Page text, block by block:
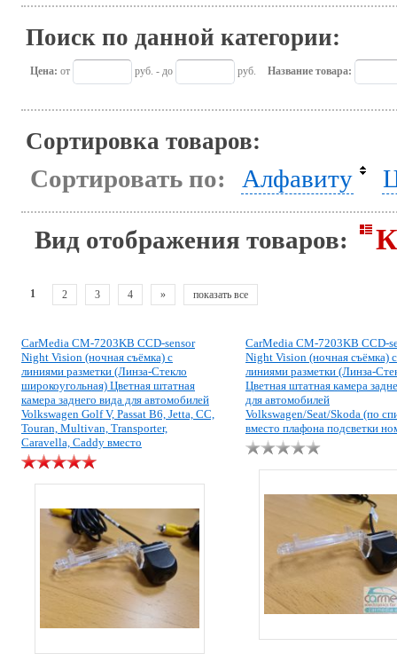
Поиск по данной категории:
Цена: от руб. - до руб. Название товара:
Сортировка товаров:
Сортировать по: Алфавиту
Вид отображения товаров:
1 2 3 4 » показать все
CarMedia CM-7203KB CCD-sensor
Night Vision (ночная съёмка) с
линиями разметки (Линза-Стекло
широкоугольная) Цветная штатная
камера заднего вида для автомобилей
Volkswagen Golf V, Passat B6, Jetta, CC,
Touran, Multivan, Transporter,
Caravella, Caddy вместо
CarMedia CM-7203KB CCD-
Night Vision (ночная съёмка) с
линиями разметки (Линза-
Цветная штатная камера
для автомобилей
Volkswagen/Seat/Skoda (по
вместо плафона подсветки